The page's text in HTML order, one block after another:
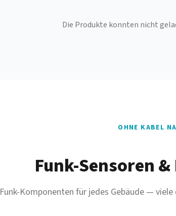
Die Produkte konnten nicht
OHNE KABEL
Funk-Sensoren
Funk-Komponenten für jedes Gebäude —